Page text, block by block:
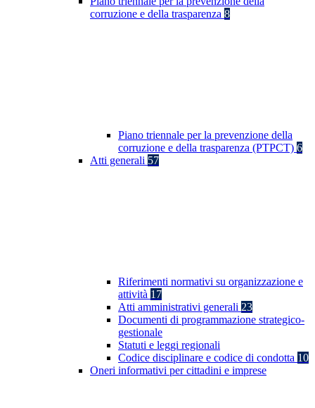
corruzione e della trasparenza 8
Piano triennale per la prevenzione della
corruzione e della trasparenza (PTPCT) 6
Atti generali 57
Riferimenti normativi su organizzazione e
attività 17
Atti amministrativi generali 23
Documenti di programmazione strategico-
gestionale
Statuti e leggi regionali
Codice disciplinare e codice di condotta 10
Oneri informativi per cittadini e imprese